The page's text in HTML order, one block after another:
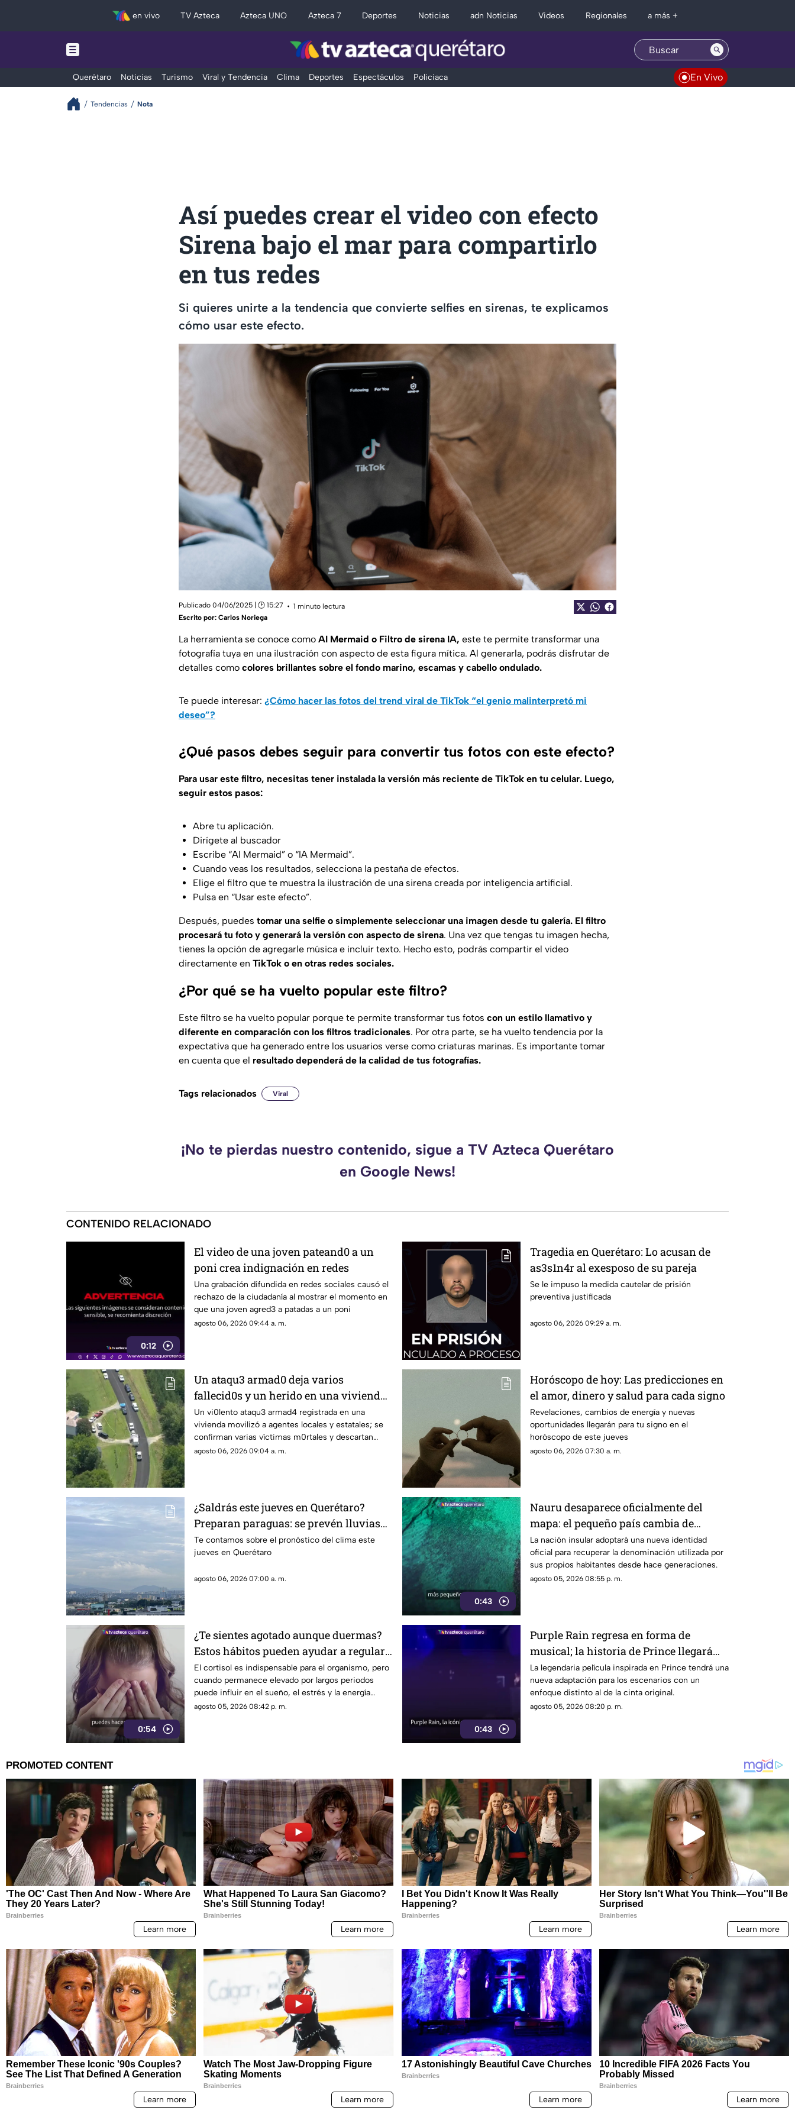
en vivo TV Azteca Azteca UNO Azteca 7 Deportes Noticias adn Noticias Videos Regionales a más +
Querétaro Noticias Turismo Viral y Tendencia Clima Deportes Espectáculos Policiaca En Vivo
Tendencias Nota
Así puedes crear el video con efecto
Sirena bajo el mar para compartirlo
en tus redes
Si quieres unirte a la tendencia que convierte selfies en sirenas, te explicamos
cómo usar este efecto.
Publicado 04/06/2025 | 🕑 15:27
1 minuto lectura
Escrito por: Carlos Noriega
La herramienta se conoce como AI Mermaid o Filtro de sirena IA, este te permite transformar una
fotografía tuya en una ilustración con aspecto de esta figura mítica. Al generarla, podrás disfrutar de
detalles como colores brillantes sobre el fondo marino, escamas y cabello ondulado.
Te puede interesar: ¿Cómo hacer las fotos del trend viral de TikTok “el genio malinterpretó mi
deseo”?
¿Qué pasos debes seguir para convertir tus fotos con este efecto?
Para usar este filtro, necesitas tener instalada la versión más reciente de TikTok en tu celular. Luego,
seguir estos pasos:
Abre tu aplicación.
Dirígete al buscador
Escribe “AI Mermaid” o “IA Mermaid”.
Cuando veas los resultados, selecciona la pestaña de efectos.
Elige el filtro que te muestra la ilustración de una sirena creada por inteligencia artificial.
Pulsa en “Usar este efecto”.
Después, puedes tomar una selfie o simplemente seleccionar una imagen desde tu galería. El filtro
procesará tu foto y generará la versión con aspecto de sirena. Una vez que tengas tu imagen hecha,
tienes la opción de agregarle música e incluir texto. Hecho esto, podrás compartir el video
directamente en TikTok o en otras redes sociales.
¿Por qué se ha vuelto popular este filtro?
Este filtro se ha vuelto popular porque te permite transformar tus fotos con un estilo llamativo y
diferente en comparación con los filtros tradicionales. Por otra parte, se ha vuelto tendencia por la
expectativa que ha generado entre los usuarios verse como criaturas marinas. Es importante tomar
en cuenta que el resultado dependerá de la calidad de tus fotografías.
Tags relacionados Viral
¡No te pierdas nuestro contenido, sigue a TV Azteca Querétaro
en Google News!
CONTENIDO RELACIONADO
0:12
El video de una joven pateand0 a un
poni crea indignación en redes
Una grabación difundida en redes sociales causó el
rechazo de la ciudadanía al mostrar el momento en
que una joven agred3 a patadas a un poni
agosto 06, 2026 09:44 a. m.
Tragedia en Querétaro: Lo acusan de
as3s1n4r al exesposo de su pareja
Se le impuso la medida cautelar de prisión
preventiva justificada
agosto 06, 2026 09:29 a. m.
Un ataqu3 armad0 deja varios
fallecid0s y un herido en una vivienda:
esto es lo que han confirmado las
autoridades
Un vi0lento ataqu3 armad4 registrada en una
vivienda movilizó a agentes locales y estatales; se
confirman varias víctimas m0rtales y descartan
peligro activo
agosto 06, 2026 09:04 a. m.
Horóscopo de hoy: Las predicciones en
el amor, dinero y salud para cada signo
Revelaciones, cambios de energía y nuevas
oportunidades llegarán para tu signo en el
horóscopo de este jueves
agosto 06, 2026 07:30 a. m.
¿Saldrás este jueves en Querétaro?
Preparan paraguas: se prevén lluvias
de hasta 55% y contraste térmico
Te contamos sobre el pronóstico del clima este
jueves en Querétaro
agosto 06, 2026 07:00 a. m.
0:43
Nauru desaparece oficialmente del
mapa: el pequeño país cambia de
nombre
La nación insular adoptará una nueva identidad
oficial para recuperar la denominación utilizada por
sus propios habitantes desde hace generaciones.
agosto 05, 2026 08:55 p. m.
0:54
¿Te sientes agotado aunque duermas?
Estos hábitos pueden ayudar a regular
el cortisol
El cortisol es indispensable para el organismo, pero
cuando permanece elevado por largos periodos
puede influir en el sueño, el estrés y la energía
diaria.
agosto 05, 2026 08:42 p. m.
0:43
Purple Rain regresa en forma de
musical; la historia de Prince llegará
renovada
La legendaria película inspirada en Prince tendrá una
nueva adaptación para los escenarios con un
enfoque distinto al de la cinta original.
agosto 05, 2026 08:20 p. m.